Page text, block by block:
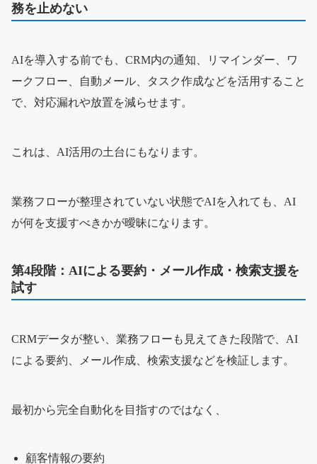
務を止めない
AIを導入する前でも、CRM内の通知、リマインダー、ワ
ークフロー、自動メール、タスク作成などを活用すること
で、対応漏れや放置を減らせます。
これは、AI活用の土台にもなります。
業務フローが整理されていない状態でAIを入れても、AI
が何を支援すべきかが曖昧になります。
第4段階：AIによる要約・メール作成・検索支援を
試す
CRMデータが整い、業務フローも見えてきた段階で、AI
による要約、メール作成、検索支援などを検証します。
最初から完全自動化を目指すのではなく、
顧客情報の要約